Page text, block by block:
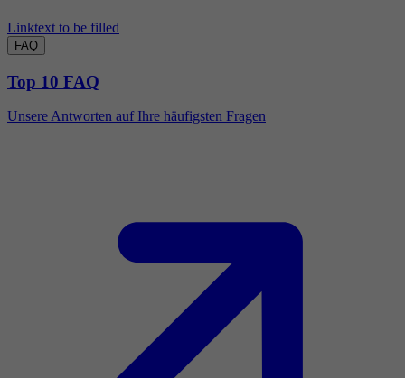
Linktext to be filled
FAQ
Top 10 FAQ
Unsere Antworten auf Ihre häufigsten Fragen